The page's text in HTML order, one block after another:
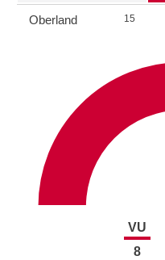
Oberland 15
VU
8